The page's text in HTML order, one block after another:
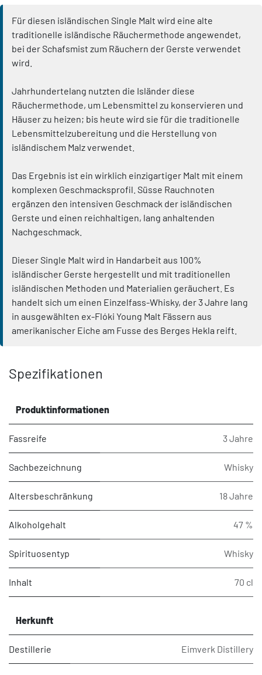
Für diesen isländischen Single Malt wird eine alte
traditionelle isländische Räuchermethode angewendet,
bei der Schafsmist zum Räuchern der Gerste verwendet
wird.
Jahrhundertelang nutzten die Isländer diese
Räuchermethode, um Lebensmittel zu konservieren und
Häuser zu heizen; bis heute wird sie für die traditionelle
Lebensmittelzubereitung und die Herstellung von
isländischem Malz verwendet.
Das Ergebnis ist ein wirklich einzigartiger Malt mit einem
komplexen Geschmacksprofil. Süsse Rauchnoten
ergänzen den intensiven Geschmack der isländischen
Gerste und einen reichhaltigen, lang anhaltenden
Nachgeschmack.
Dieser Single Malt wird in Handarbeit aus 100%
isländischer Gerste hergestellt und mit traditionellen
isländischen Methoden und Materialien geräuchert. Es
handelt sich um einen Einzelfass-Whisky, der 3 Jahre lang
in ausgewählten ex-Flóki Young Malt Fässern aus
amerikanischer Eiche am Fusse des Berges Hekla reift.
Spezifikationen
Produktinformationen
Fassreife 3 Jahre
Sachbezeichnung Whisky
Altersbeschränkung 18 Jahre
Alkoholgehalt 47 %
Spirituosentyp Whisky
Inhalt 70 cl
Herkunft
Destillerie Eimverk Distillery